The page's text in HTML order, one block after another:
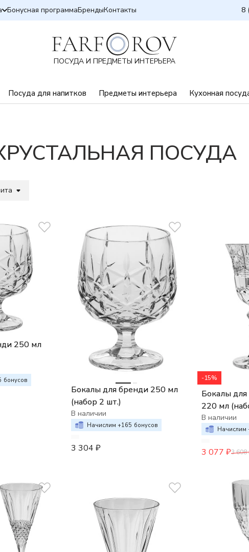
Бонусная программаБрендыКонтакты 8
ПОСУДА И ПРЕДМЕТЫ ИНТЕРЬЕРА
Посуда для напитков Предметы интерьера Кухонная
ПОСУДА
250 мл
бонусов
Бокалы для бренди 250 мл
(набор 2 шт.)
В наличии
Начислим +165 бонусов
3 304 ₽
-15%
Бокалы
220 мл
В наличии
Начислим
3 077 ₽3 608